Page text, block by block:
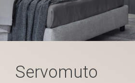
Servomuto